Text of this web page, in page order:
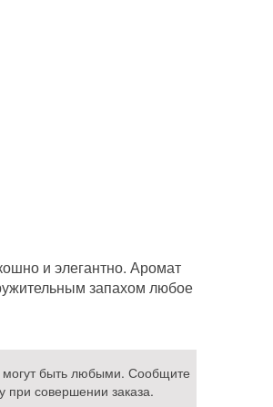
и элегантно. Аромат
запахом любое
могут быть любыми. Сообщите
совершении заказа.